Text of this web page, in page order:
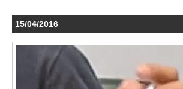
15/04/2016